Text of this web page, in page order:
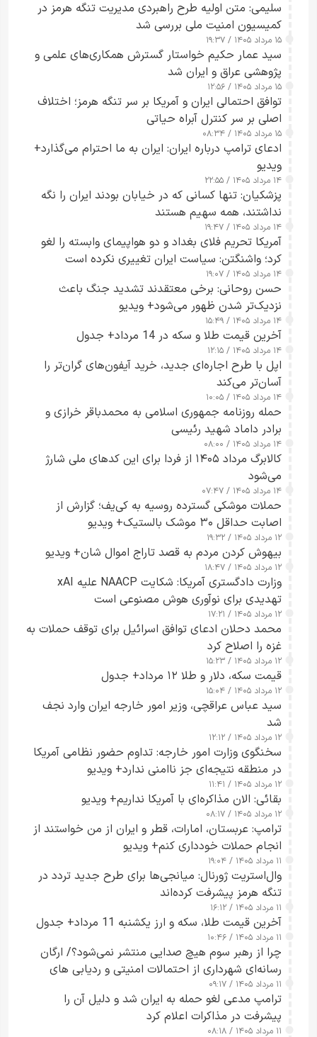
سلیمی: متن اولیه طرح راهبردی مدیریت تنگه هرمز در
کمیسیون امنیت ملی بررسی شد
۱۵ مرداد ۱۴۰۵ / ۱۹:۳۷
سید عمار حکیم خواستار گسترش همکاری‌های علمی و
پژوهشی عراق و ایران شد
۱۵ مرداد ۱۴۰۵ / ۱۲:۵۶
توافق احتمالی ایران و آمریکا بر سر تنگه هرمز؛ اختلاف
اصلی بر سر کنترل آبراه حیاتی
۱۵ مرداد ۱۴۰۵ / ۰۸:۳۴
ادعای ترامپ درباره ایران: ایران به ما احترام می‌گذارد+
ویدیو
۱۴ مرداد ۱۴۰۵ / ۲۲:۵۵
پزشکیان: تنها کسانی که در خیابان بودند ایران را نگه
نداشتند، همه سهیم هستند
۱۴ مرداد ۱۴۰۵ / ۱۹:۴۷
آمریکا تحریم فلای بغداد و دو هواپیمای وابسته را لغو
کرد؛ واشنگتن: سیاست ایران تغییری نکرده است
۱۴ مرداد ۱۴۰۵ / ۱۹:۰۷
حسن روحانی: برخی معتقدند تشدید جنگ باعث
نزدیک‌تر شدن ظهور می‌شود+ ویدیو
۱۴ مرداد ۱۴۰۵ / ۱۵:۴۹
آخرین قیمت طلا و سکه در 14 مرداد+ جدول
۱۴ مرداد ۱۴۰۵ / ۱۲:۱۵
اپل با طرح اجاره‌ای جدید، خرید آیفون‌های گران‌تر را
آسان‌تر می‌کند
۱۴ مرداد ۱۴۰۵ / ۱۰:۰۵
حمله روزنامه جمهوری اسلامی به محمدباقر خرازی و
برادر داماد شهید رئیسی
۱۴ مرداد ۱۴۰۵ / ۰۸:۰۰
کالابرگ مرداد ۱۴۰۵ از فردا برای این کدهای ملی شارژ
می‌شود
۱۴ مرداد ۱۴۰۵ / ۰۷:۴۷
حملات موشکی گسترده روسیه به کی‌یف؛ گزارش از
اصابت حداقل ۳۰ موشک بالستیک+ ویدیو
۱۲ مرداد ۱۴۰۵ / ۱۹:۳۲
بیهوش کردن مردم به قصد تاراج اموال شان+ ویدیو
۱۲ مرداد ۱۴۰۵ / ۱۸:۴۷
وزارت دادگستری آمریکا: شکایت NAACP علیه xAI
تهدیدی برای نوآوری هوش مصنوعی است
۱۲ مرداد ۱۴۰۵ / ۱۷:۲۱
محمد دحلان ادعای توافق اسرائیل برای توقف حملات به
غزه را اصلاح کرد
۱۲ مرداد ۱۴۰۵ / ۱۵:۲۳
قیمت سکه، دلار و طلا ۱۲ مرداد+ جدول
۱۲ مرداد ۱۴۰۵ / ۱۵:۰۴
سید عباس عراقچی، وزیر امور خارجه ایران وارد نجف
شد
۱۲ مرداد ۱۴۰۵ / ۱۲:۱۲
سخنگوی وزارت امور خارجه: تداوم حضور نظامی آمریکا
در منطقه نتیجه‌ای جز ناامنی ندارد+ ویدیو
۱۲ مرداد ۱۴۰۵ / ۱۱:۴۱
بقائی: الان مذاکره‌ای با آمریکا نداریم+ ویدیو
۱۲ مرداد ۱۴۰۵ / ۰۸:۱۷
ترامپ: عربستان، امارات، قطر و ایران از من خواستند از
انجام حملات خودداری کنم+ ویدیو
۱۱ مرداد ۱۴۰۵ / ۱۹:۰۴
وال‌استریت ژورنال: میانجی‌ها برای طرح جدید تردد در
تنگه هرمز پیشرفت کرده‌اند
۱۱ مرداد ۱۴۰۵ / ۱۶:۱۲
آخرین قیمت طلا، سکه و ارز یکشنبه 11 مرداد+ جدول
۱۱ مرداد ۱۴۰۵ / ۱۰:۴۶
چرا از رهبر سوم هیچ صدایی منتشر نمی‌شود؟/ ارگان
رسانه‌ای شهرداری از احتمالات امنیتی و ردیابی های
جاسوسی گفت
۱۱ مرداد ۱۴۰۵ / ۰۹:۱۷
ترامپ مدعی لغو حمله به ایران شد و دلیل آن را
پیشرفت در مذاکرات اعلام کرد
۱۱ مرداد ۱۴۰۵ / ۰۸:۱۸